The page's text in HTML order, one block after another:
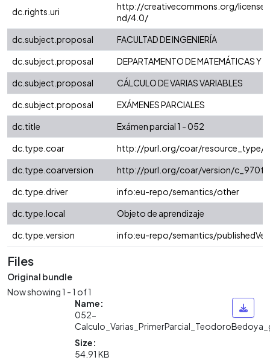
dc.rights.uri
http://creativecommons.org/
nd/4.0/
dc.subject.proposal
FACULTAD DE INGENIERÍA
dc.subject.proposal
DEPARTAMENTO DE MATEMÁTICAS Y
dc.subject.proposal
CÁLCULO DE VARIAS VARIABLES
dc.subject.proposal
EXÁMENES PARCIALES
dc.title
Exámen parcial 1 - 052
dc.type.coar
http://purl.org/coar/resource_type/
dc.type.coarversion
http://purl.org/coar/version/
dc.type.driver
info:eu-repo/semantics/other
dc.type.local
Objeto de aprendizaje
dc.type.version
info:eu-repo/semantics/
Files
Original bundle
Now showing1 - 1 of 1
Name:
052-
Size:
54.91 KB